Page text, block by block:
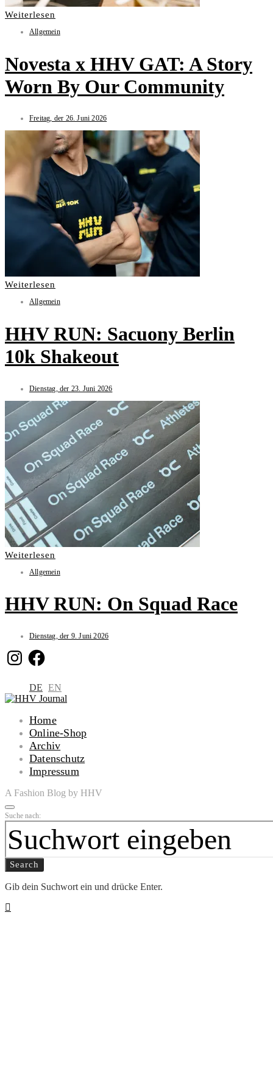
Weiterlesen
Allgemein
Novesta x HHV GAT: A Story
Worn By Our Community
Freitag, der 26. Juni 2026
Weiterlesen
Allgemein
HHV RUN: Sacuony Berlin
10k Shakeout
Dienstag, der 23. Juni 2026
Weiterlesen
Allgemein
HHV RUN: On Squad Race
Dienstag, der 9. Juni 2026
InstagramFacebook
DE EN
Home
Online-Shop
Archiv
Datenschutz
Impressum
A Fashion Blog by HHV
Suche nach:
Search
Gib dein Suchwort ein und drücke Enter.